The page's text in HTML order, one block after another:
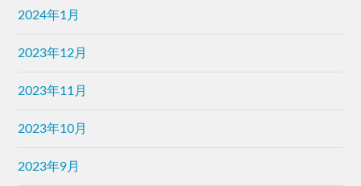
2024年1月
2023年12月
2023年11月
2023年10月
2023年9月